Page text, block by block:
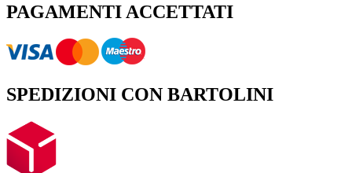
PAGAMENTI ACCETTATI
SPEDIZIONI CON BARTOLINI